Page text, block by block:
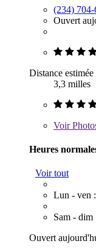
(234)
Ouvert
Distance estimée
3,3 milles
Voir
Heures
Voir tout
Lun - ven
Sam - dim
Ouvert